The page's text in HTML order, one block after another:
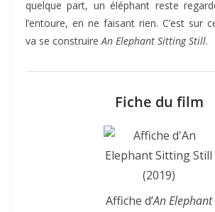
quelque part, un éléphant reste
l’entoure, en ne faisant rien. C’est sur
va se construireAn Elephant Sitting Still.
Fiche du film
Affiche d’An Elephant